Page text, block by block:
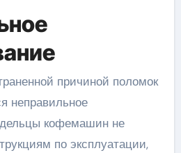
причиной поломок
неправильное
кофемашин не
по эксплуатации,